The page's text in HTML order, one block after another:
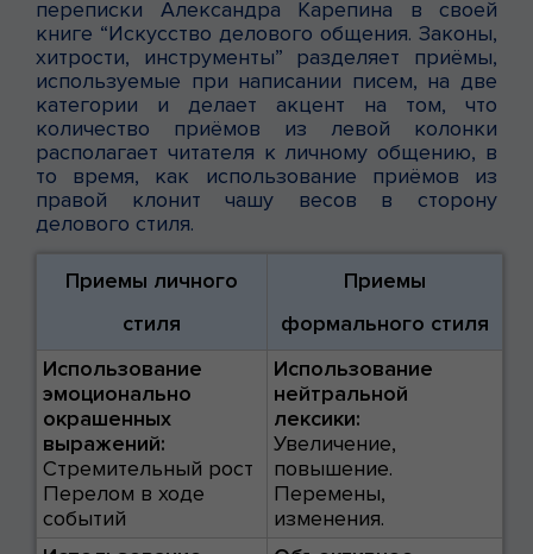
переписки Александра Карепина в своей
книге “Искусство делового общения. Законы,
хитрости, инструменты” разделяет приёмы,
используемые при написании писем, на две
категории и делает акцент на том, что
количество приёмов из левой колонки
располагает читателя к личному общению, в
то время, как использование приёмов из
правой клонит чашу весов в сторону
делового стиля.
Приемы личного
стиля
Приемы
формального стиля
Использование
эмоционально
окрашенных
выражений:
Стремительный рост
Перелом в ходе
событий
Использование
нейтральной
лексики:
Увеличение,
повышение.
Перемены,
изменения.